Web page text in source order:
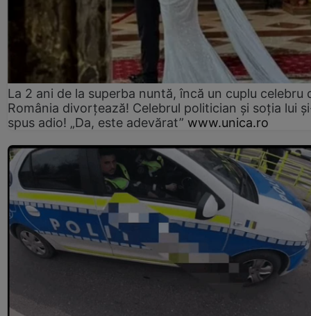
La 2 ani de la superba nuntă, încă un cuplu celebru
România divorțează! Celebrul politician și soția lui
spus adio! „Da, este adevărat” www.unica.ro